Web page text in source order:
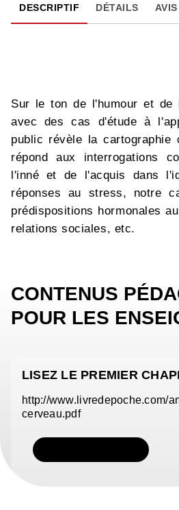
DESCRIPTIF DÉTAILS AVIS
Sur le ton de l'humour et de
avec des cas d'étude à
public révèle la cartographie
répond aux interrogations
l'inné et de l'acquis dans
réponses au stress, notre
prédispositions hormonales
relations sociales, etc.
CONTENUS
POUR LES
LISEZ LE PREMIER
http://www.livredepoche.com/
cerveau.pdf